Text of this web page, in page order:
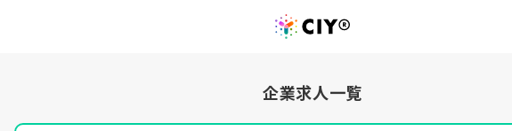
企業求人一覧